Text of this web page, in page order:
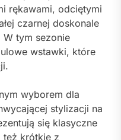
rękawami, odciętymi
czarnej doskonale
W tym sezonie
wstawki, które
wyborem dla
stylizacji na
się klasyczne
też krótkie z